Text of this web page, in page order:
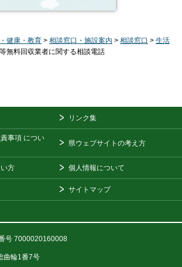
健康・教育 > 相談窓口・施設案内 > 相談窓口 > 生活
無料回収業者に関する相談電話
リンク集
事項 につい
県ウェブサイトの考え方
方 個人情報について
サイトマップ
号 7000020160008
曲輪1番7号